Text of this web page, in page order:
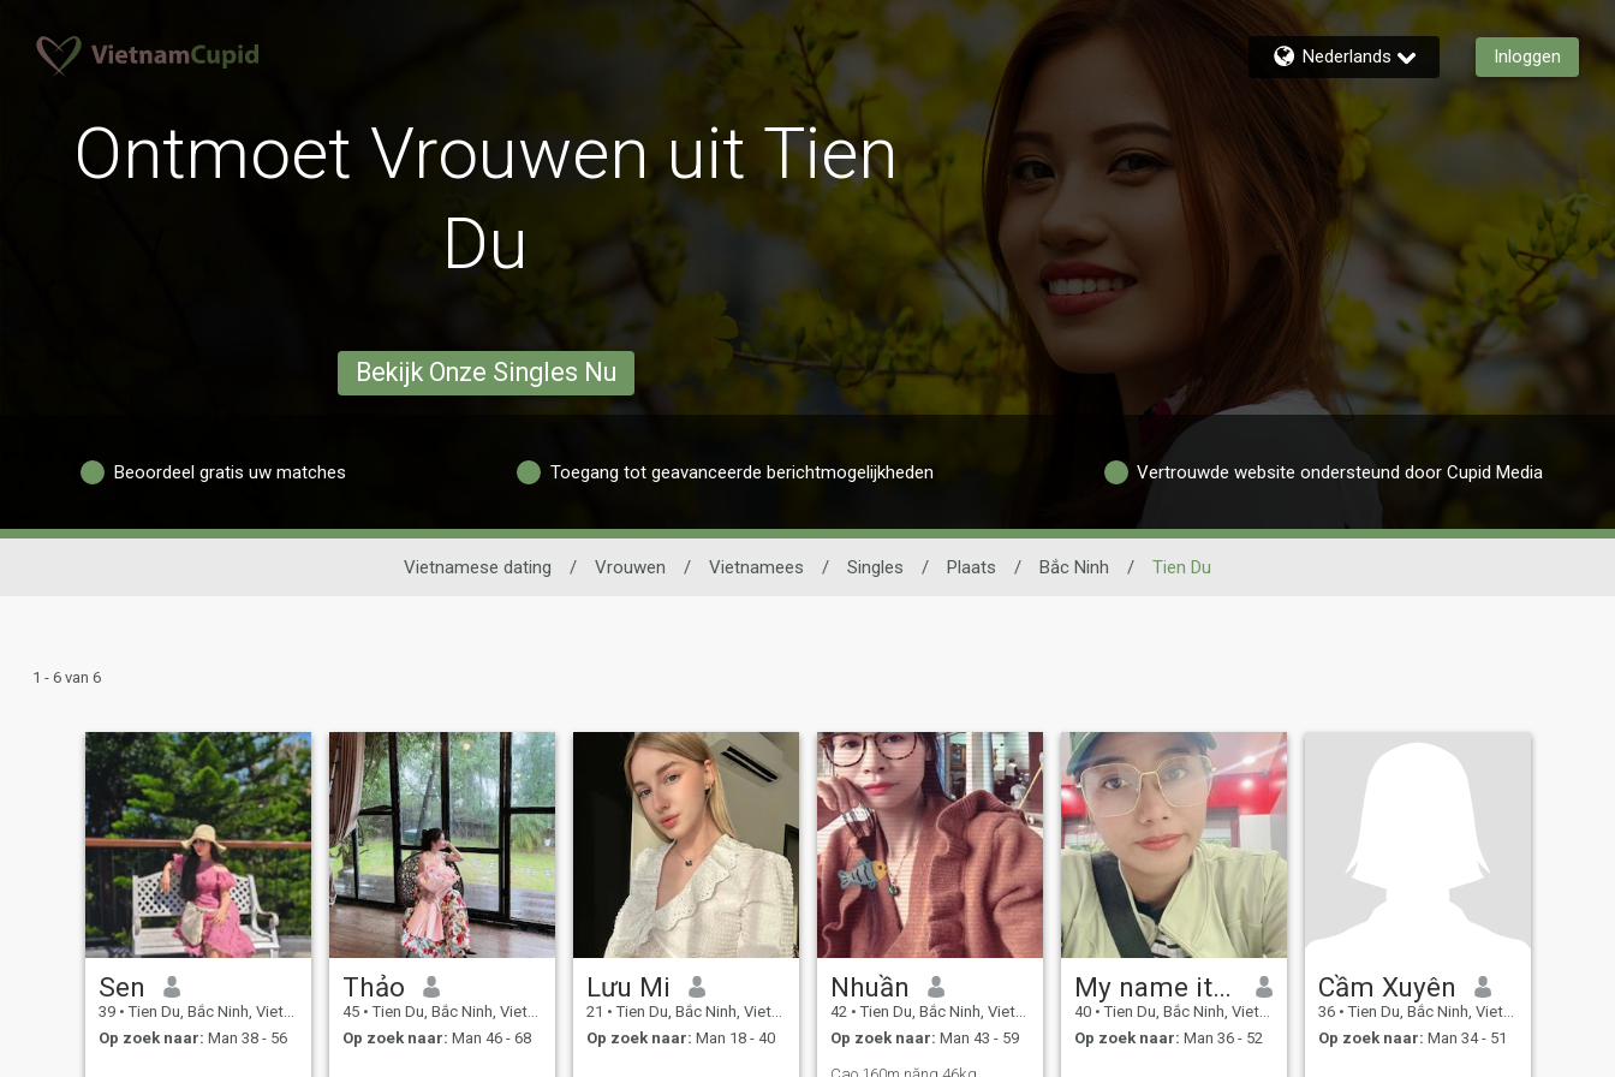
Nederlands Inloggen
Ontmoet Vrouwen uit Tien
Du
Bekijk Onze Singles Nu
Beoordeel gratis uw matches Toegang tot geavanceerde berichtmogelijkheden Vertrouwde website ondersteund door Cupid Media
Vietnamese dating / Vrouwen / Vietnamees / Singles / Plaats / Bắc Ninh / Tien Du
1 - 6 van 6
Sen
39 • Tien Du, Bắc Ninh, Vietnam
Op zoek naar: Man 38 - 56
Thảo
45 • Tien Du, Bắc Ninh, Vietnam
Op zoek naar: Man 46 - 68
Lưu Mi
21 • Tien Du, Bắc Ninh, Vietnam
Op zoek naar: Man 18 - 40
Nhuần
42 • Tien Du, Bắc Ninh, Vietnam
Op zoek naar: Man 43 - 59
My name its May
40 • Tien Du, Bắc Ninh, Vietnam
Op zoek naar: Man 36 - 52
Cầm Xuyên
36 • Tien Du, Bắc Ninh, Vietnam
Op zoek naar: Man 34 - 51